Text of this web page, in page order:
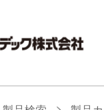
社
ら探す ユニット・モジュール製品